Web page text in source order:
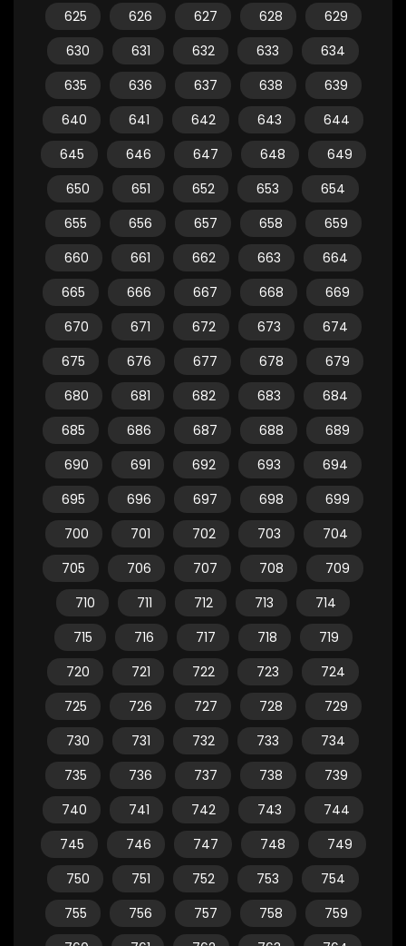
625
626 627 628
629
630
631 632 633
634
635
636 637 638
639
640
641 642 643
644
645
646 647 648
649
650
651 652 653
654
655
656 657 658
659
660
661 662 663
664
665
666 667 668
669
670
671 672 673
674
675
676 677 678
679
680
681 682 683
684
685
686 687 688
689
690
691 692 693
694
695
696 697 698
699
700
701 702 703
704
705
706 707 708
709
710
711 712 713
714
715
716 717 718
719
720
721 722 723
724
725
726 727 728
729
730
731 732 733
734
735
736 737 738
739
740
741 742 743
744
745
746 747 748
749
750
751 752 753
754
755
756 757 758
759